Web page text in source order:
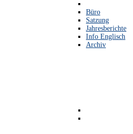
Büro
Satzung
Jahresberichte
Info Englisch
Archiv